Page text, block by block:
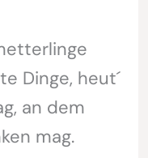
Dinge, heut´
an dem
mag.